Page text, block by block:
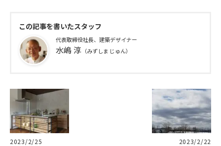
この記事を書いたスタッフ
代表取締役社長、建築デザイナー
水嶋 淳 （みずしま じゅん）
2023/2/25 2023/2/22